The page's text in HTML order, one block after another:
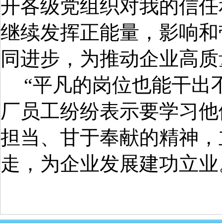
开各级党组织对我的信
继续发挥正能量，影响
同进步，为推动企业高
“平凡的岗位也能干出
厂员工纷纷表示要学习
担当、甘于奉献的精神
走，为企业发展建功立